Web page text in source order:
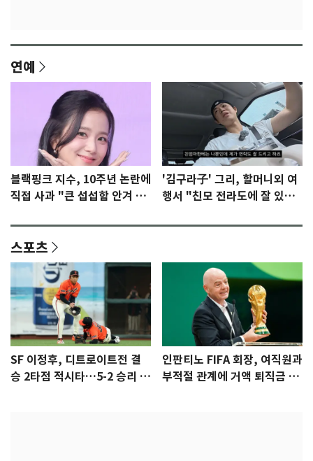
연예
블랙핑크 지수, 10주년 논란에
직접 사과 "큰 섭섭함 안겨 미
'김구라子' 그리, 할머니외 여
행서 "친모 전라도에 잘 있
스포츠
SF 이정후, 디트로이트전 결
승 2타점 적시타…5-2 승리 견
인판티노 FIFA 회장, 여직원과
부적절 관계에 거액 퇴직금 지